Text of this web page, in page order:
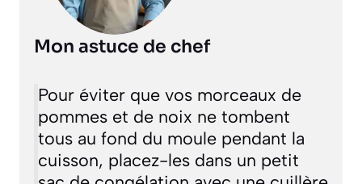
Mon astuce de chef
Pour éviter que vos morceaux de
pommes et de noix ne tombent
tous au fond du moule pendant la
cuisson, placez-les dans un petit